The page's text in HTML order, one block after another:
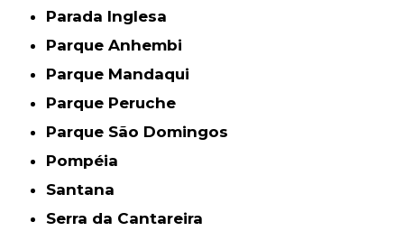
Parada Inglesa
Parque Anhembi
Parque Mandaqui
Parque Peruche
Parque São Domingos
Pompéia
Santana
Serra da Cantareira